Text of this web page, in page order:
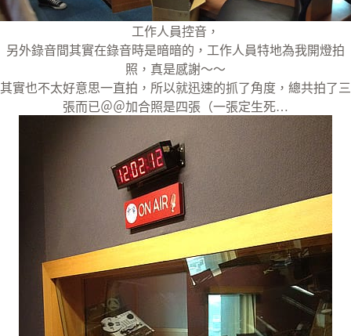
工作人員控音，
另外錄音間其實在錄音時是暗暗的，工作人員特地為我開燈拍
照，真是感謝～～
其實也不太好意思一直拍，所以就迅速的抓了角度，總共拍了三
張而已＠＠加合照是四張（一張定生死…